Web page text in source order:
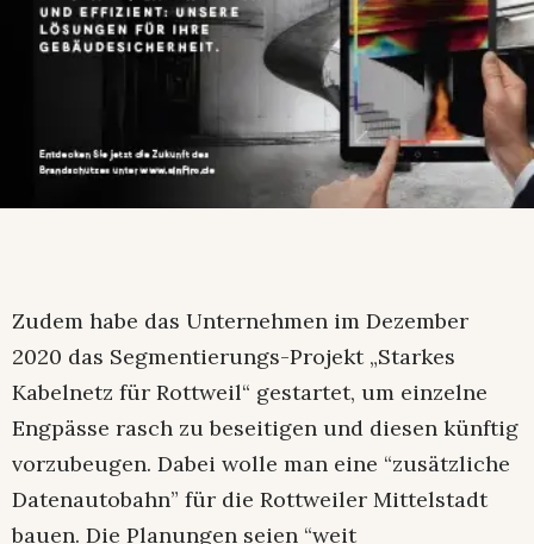
Zudem habe das Unternehmen im Dezember
2020 das Segmentierungs-Projekt „Starkes
Kabelnetz für Rottweil“ gestartet, um einzelne
Engpässe rasch zu beseitigen und diesen künftig
vorzubeugen. Dabei wolle man eine “zusätzliche
Datenautobahn” für die Rottweiler Mittelstadt
bauen. Die Planungen seien “weit